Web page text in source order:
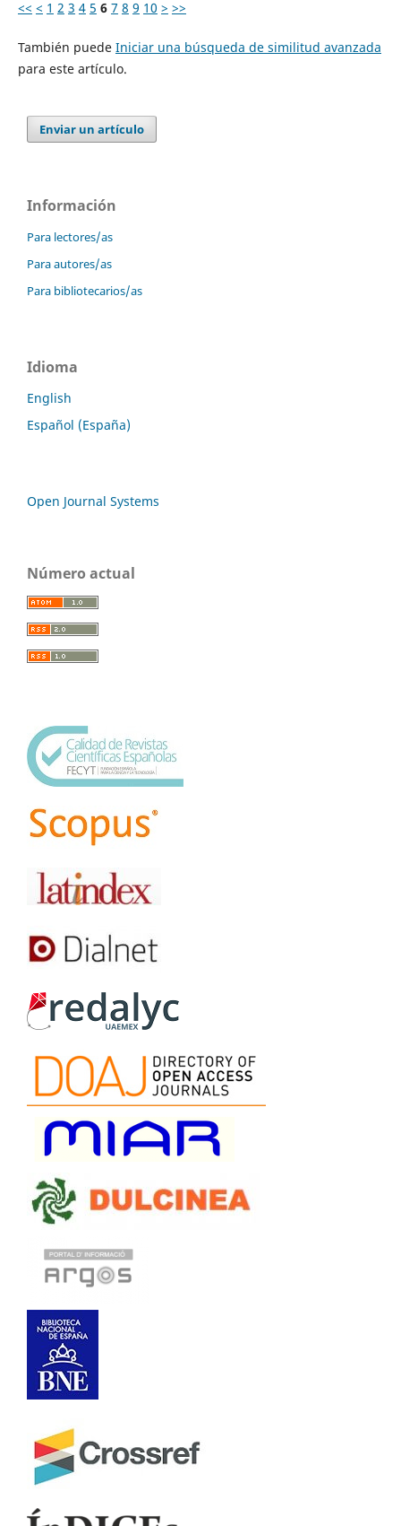
<< < 1 2 3 4 5 6 7 8 9 10 > >>
También puede Iniciar una búsqueda de similitud avanzada
para este artículo.
Enviar un artículo
Información
Para lectores/as
Para autores/as
Para bibliotecarios/as
Idioma
English
Español (España)
Open Journal Systems
Número actual